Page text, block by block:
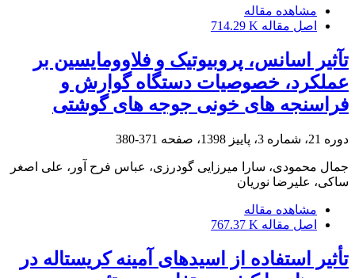
مشاهده مقاله
اصل مقاله 714.29 K
تآثیر اسانس، پروبیوتیک و فلاوومایسین بر
عملکرد، خصوصیات دستگاه گوارش و
فراسنجه های خونی جوجه های گوشتی
دوره 21، شماره 3، پاییز 1398، صفحه 371-380
جمال محمودی، سارا میرزایی گودرزی، عباس فرح آور، علی اصغر
ساکی، علیرضا نوریان
مشاهده مقاله
اصل مقاله 767.37 K
تأثیر استفاده از اسیدهای آمینه کریستاله در